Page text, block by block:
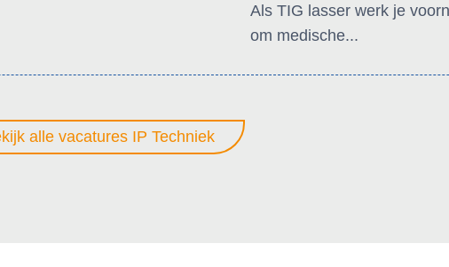
Als TIG lasser werk je
om medische...
alle vacatures IP Techniek